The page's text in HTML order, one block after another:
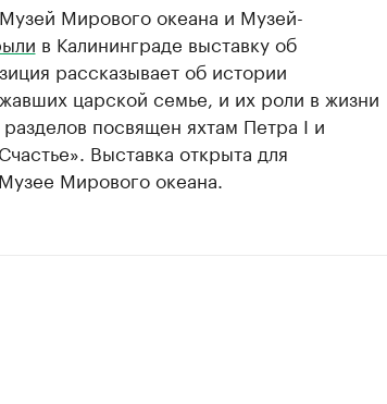
Мирового океана и Музей-
в Калининграде выставку об
рассказывает об истории
царской семье, и их роли в жизни
посвящен яхтам Петра I и
Выставка открыта для
Мирового океана.